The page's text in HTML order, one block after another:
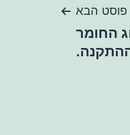
פוסט הבא
החומר